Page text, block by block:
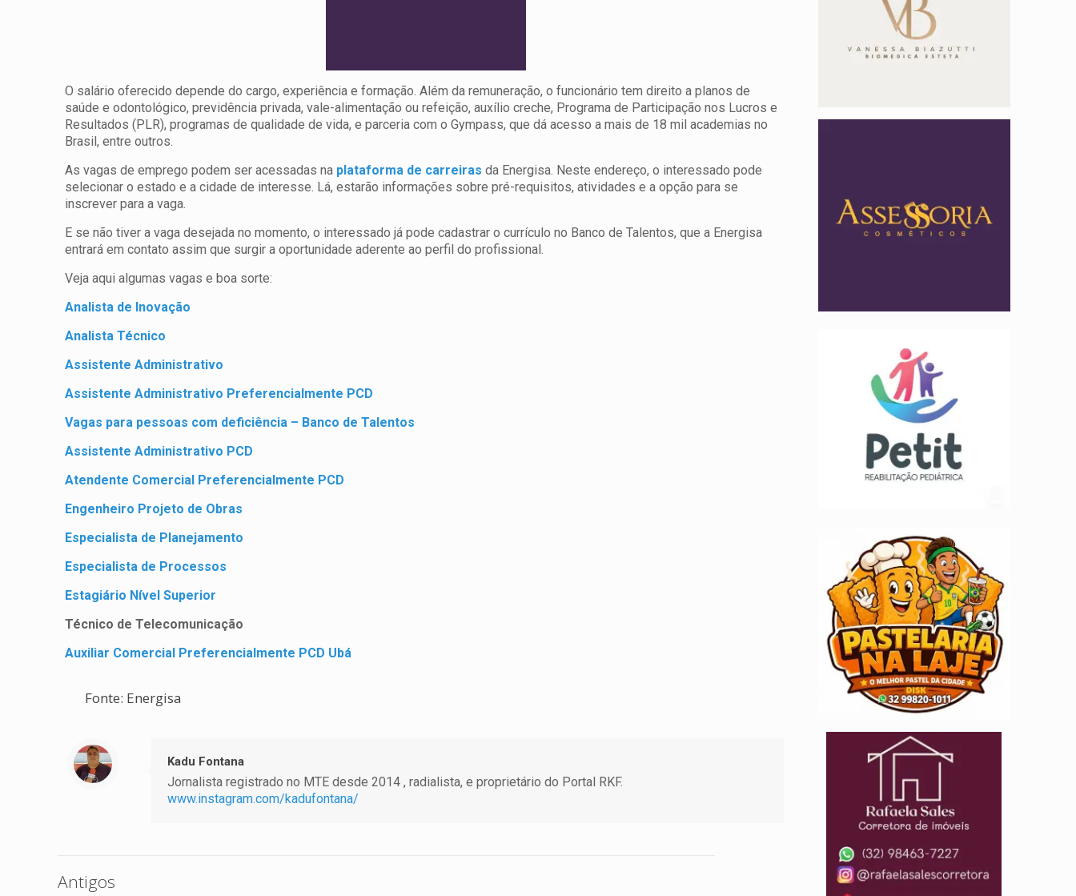
O salário oferecido depende do cargo, experiência e formação. Além da remuneração, o funcionário tem direito a planos de
saúde e odontológico, previdência privada, vale-alimentação ou refeição, auxílio creche, Programa de Participação nos Lucros e
Resultados (PLR), programas de qualidade de vida, e parceria com o Gympass, que dá acesso a mais de 18 mil academias no
Brasil, entre outros.
As vagas de emprego podem ser acessadas na plataforma de carreiras da Energisa. Neste endereço, o interessado pode
selecionar o estado e a cidade de interesse. Lá, estarão informações sobre pré-requisitos, atividades e a opção para se
inscrever para a vaga.
E se não tiver a vaga desejada no momento, o interessado já pode cadastrar o currículo no Banco de Talentos, que a Energisa
entrará em contato assim que surgir a oportunidade aderente ao perfil do profissional.
Veja aqui algumas vagas e boa sorte:
Analista de Inovação
Analista Técnico
Assistente Administrativo
Assistente Administrativo Preferencialmente PCD
Vagas para pessoas com deficiência – Banco de Talentos
Assistente Administrativo PCD
Atendente Comercial Preferencialmente PCD
Engenheiro Projeto de Obras
Especialista de Planejamento
Especialista de Processos
Estagiário Nível Superior
Técnico de Telecomunicação
Auxiliar Comercial Preferencialmente PCD Ubá
Fonte: Energisa
Kadu Fontana
Jornalista registrado no MTE desde 2014 , radialista, e proprietário do Portal RKF.
www.instagram.com/kadufontana/
Antigos